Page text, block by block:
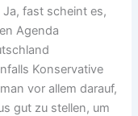
fast scheint es,
Agenda
Konservative
vor allem darauf,
gut zu stellen, um